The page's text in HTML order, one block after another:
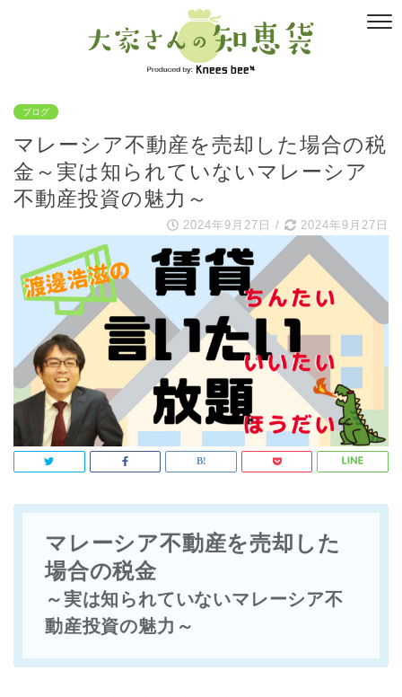
ブログ
マレーシア不動産を売却した場合の税
金～実は知られていないマレーシア
不動産投資の魅力～
2024年9月27日 / 2024年9月27日
マレーシア不動産を売却した
場合の税金
～実は知られていないマレーシア不
動産投資の魅力～